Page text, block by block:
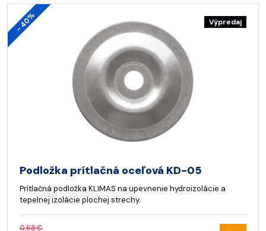
- 40% Výpredaj
Podložka prítlačná oceľová KD-05
Prítlačná podložka KLIMAS na upevnenie hydroizolácie a
tepelnej izolácie plochej strechy.
0,68 €